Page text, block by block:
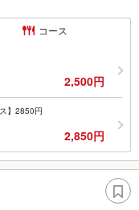
コース
2,500円
】2850円
2,850円